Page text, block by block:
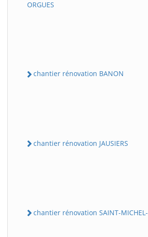
ORGUES
chantier rénovation BANON
chantier rénovation JAUSIERS
chantier rénovation SAINT-MICHEL-